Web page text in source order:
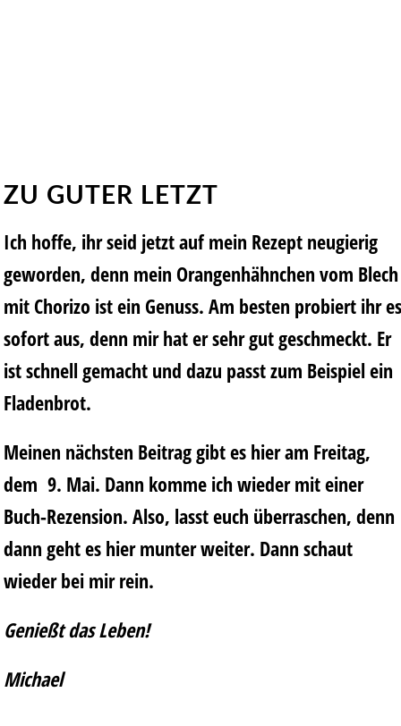
ZU GUTER LETZT
Ich hoffe, ihr seid jetzt auf mein Rezept neugierig
geworden, denn mein Orangenhähnchen vom Blech
mit Chorizo ist ein Genuss. Am besten probiert ihr es
sofort aus, denn mir hat er sehr gut geschmeckt. Er
ist schnell gemacht und dazu passt zum Beispiel ein
Fladenbrot.
Meinen nächsten Beitrag gibt es hier am Freitag,
dem 9. Mai. Dann komme ich wieder mit einer
Buch-Rezension. Also, lasst euch überraschen, denn
dann geht es hier munter weiter. Dann schaut
wieder bei mir rein.
Genießt das Leben!
Michael